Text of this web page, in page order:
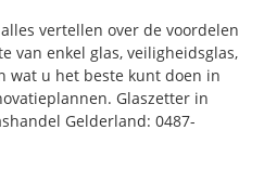
vertellen over de voordelen
van enkel glas, veiligheidsglas,
wat u het beste kunt doen in
Glaszetter in
Gelderland: 0487-